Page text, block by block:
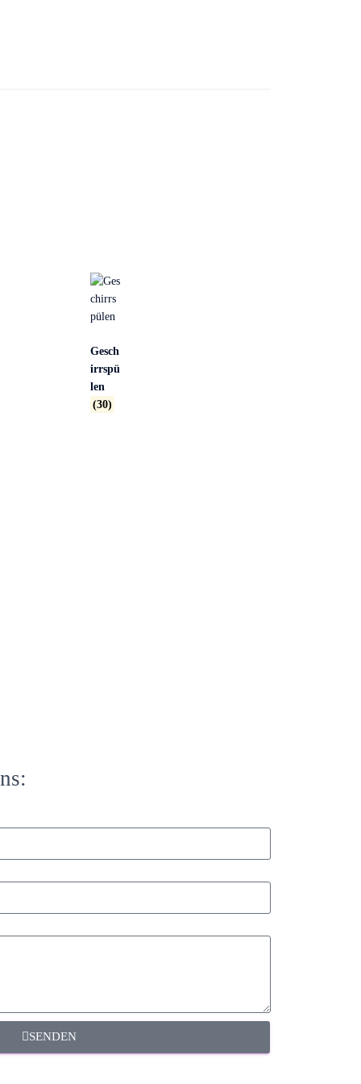
Gesch
irrspü
len
(30)
SENDEN